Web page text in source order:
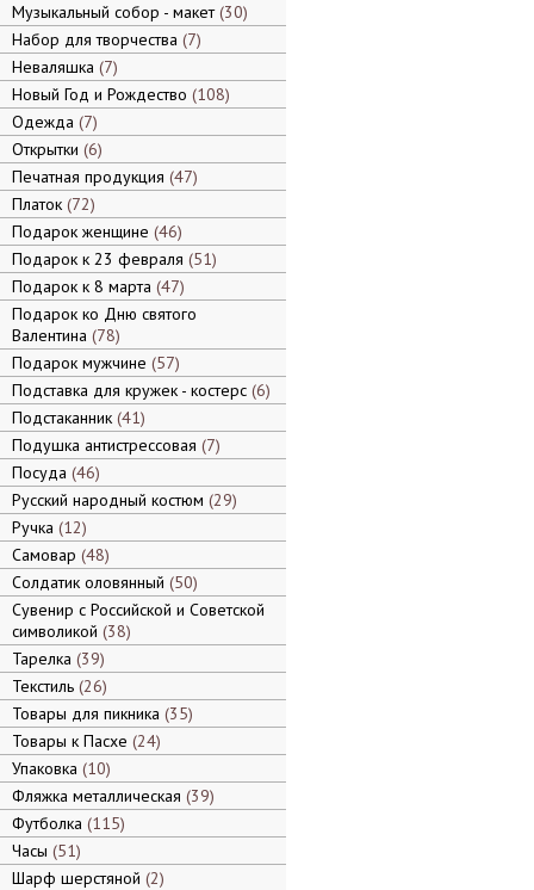
Музыкальный собор - макет 30
Набор для творчества 7
Неваляшка 7
Новый Год и Рождество 108
Одежда 7
Открытки 6
Печатная продукция 47
Платок 72
Подарок женщине 46
Подарок к 23 февраля 51
Подарок к 8 марта 47
Подарок ко Дню святого
Валентина 78
Подарок мужчине 57
Подставка для кружек - костерс 6
Подстаканник 41
Подушка антистрессовая 7
Посуда 46
Русский народный костюм 29
Ручка 12
Самовар 48
Солдатик оловянный 50
Сувенир с Российской и Советской
символикой 38
Тарелка 39
Текстиль 26
Товары для пикника 35
Товары к Пасхе 24
Упаковка 10
Фляжка металлическая 39
Футболка 115
Часы 51
Шарф шерстяной 2